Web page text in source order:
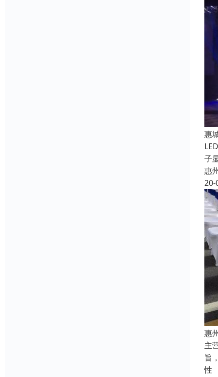
惠
子
惠
20-
惠
主
旨
性